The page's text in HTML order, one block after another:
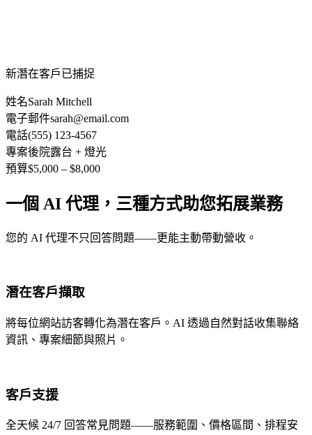
新潛在客戶已捕捉
姓名Sarah Mitchell
電子郵件sarah@email.com
電話(555) 123-4567
專案後院露台 + 燈光
預算$5,000 – $8,000
一個 AI 代理，三種方式助您拓展業務
您的 AI 代理不只回答問題——更能主動帶動營收。
潛在客戶擷取
將每位網站訪客轉化為潛在客戶。AI 透過自然對話收集聯絡
資訊、專案細節與照片。
客戶支援
全天候 24/7 回答常見問題——服務範圍、價格區間、排程安